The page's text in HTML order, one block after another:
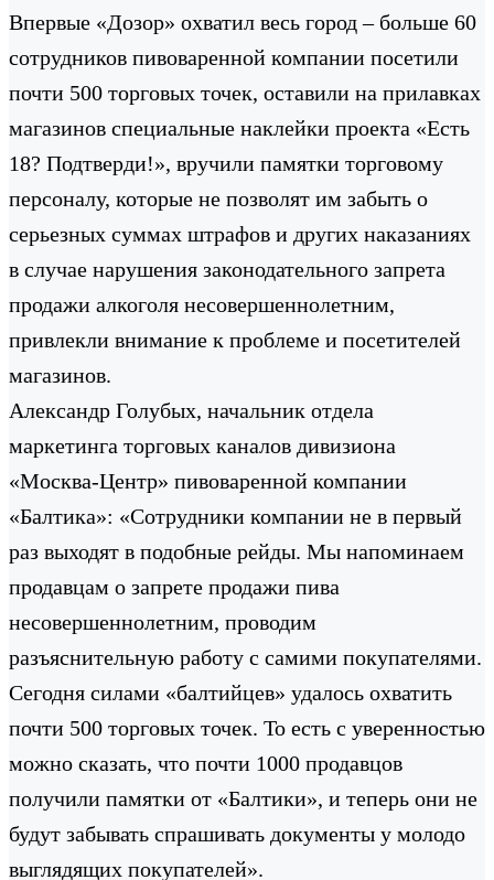
Впервые «Дозор» охватил весь город – больше 60
сотрудников пивоваренной компании посетили
почти 500 торговых точек, оставили на прилавках
магазинов специальные наклейки проекта «Есть
18? Подтверди!», вручили памятки торговому
персоналу, которые не позволят им забыть о
серьезных суммах штрафов и других наказаниях
в случае нарушения законодательного запрета
продажи алкоголя несовершеннолетним,
привлекли внимание к проблеме и посетителей
магазинов.
Александр Голубых, начальник отдела
маркетинга торговых каналов дивизиона
«Москва-Центр» пивоваренной компании
«Балтика»: «Сотрудники компании не в первый
раз выходят в подобные рейды. Мы напоминаем
продавцам о запрете продажи пива
несовершеннолетним, проводим
разъяснительную работу с самими покупателями.
Сегодня силами «балтийцев» удалось охватить
почти 500 торговых точек. То есть с уверенностью
можно сказать, что почти 1000 продавцов
получили памятки от «Балтики», и теперь они не
будут забывать спрашивать документы у молодо
выглядящих покупателей».